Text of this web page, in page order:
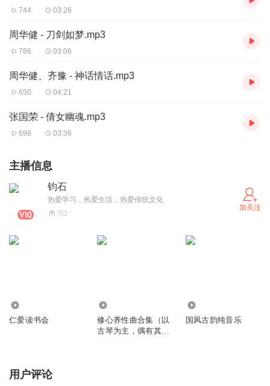
744 03:26
周华健 - 刀剑如梦.mp3
786 03:06
周华健、齐豫 - 神话情话.mp3
650 04:21
张国荣 - 倩女幽魂.mp3
698 03:36
主播信息
钧石
热爱学习，热爱生活，热爱传统文化
702
加关注
仁爱读书会
修心养性曲合集（以
古琴为主，偶有其他
国风古韵纯音乐
用户评论